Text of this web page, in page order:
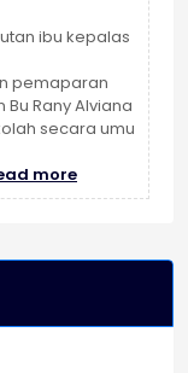
ibu kepalas
pemaparan
Rany Alviana
secara umu
more:
SOSIALISASI
2026